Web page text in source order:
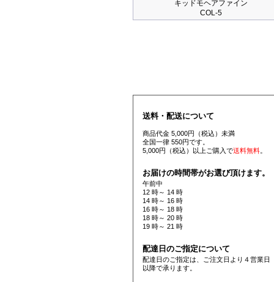
キッドモヘアファイン
COL-5
送料・配送について
商品代金 5,000円（税込）未満
全国一律 550円です。
5,000円（税込）以上ご購入で送料無料。
お届けの時間帯がお選び頂けます。
午前中
12 時～ 14 時
14 時～ 16 時
16 時～ 18 時
18 時～ 20 時
19 時～ 21 時
配達日のご指定について
配達日のご指定は、ご注文日より４営業日
以降で承ります。